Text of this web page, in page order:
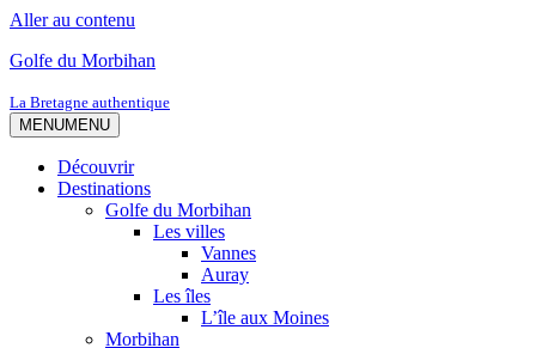
Aller au contenu
Golfe du Morbihan
La Bretagne authentique
MENUMENU
Découvrir
Destinations
Golfe du Morbihan
Les villes
Vannes
Auray
Les îles
L’île aux Moines
Morbihan